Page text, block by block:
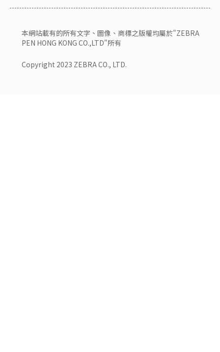
本網站載有的所有文字、圖像、商標之版權均屬於"ZEBRA
PEN HONG KONG CO.,LTD"所有
Copyright 2023 ZEBRA CO., LTD.